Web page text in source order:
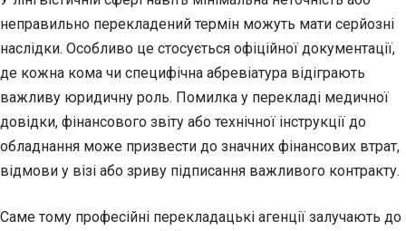
неправильно перекладений термін можуть мати серйозні
наслідки. Особливо це стосується офіційної документації,
де кожна кома чи специфічна абревіатура відіграють
важливу юридичну роль. Помилка у перекладі медичної
довідки, фінансового звіту або технічної інструкції до
обладнання може призвести до значних фінансових втрат,
відмови у візі або зриву підписання важливого контракту.
Саме тому професійні перекладацькі агенції залучають до